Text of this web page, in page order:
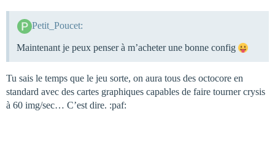
Petit_Poucet:
Maintenant je peux penser à m’acheter une bonne config
Tu sais le temps que le jeu sorte, on aura tous des octocore en
standard avec des cartes graphiques capables de faire tourner crysis
à 60 img/sec… C’est dire. :paf: